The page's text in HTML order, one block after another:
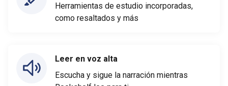
Herramientas de estudio incorporadas,
como resaltados y más
Leer en voz alta
Escucha y sigue la narración mientras